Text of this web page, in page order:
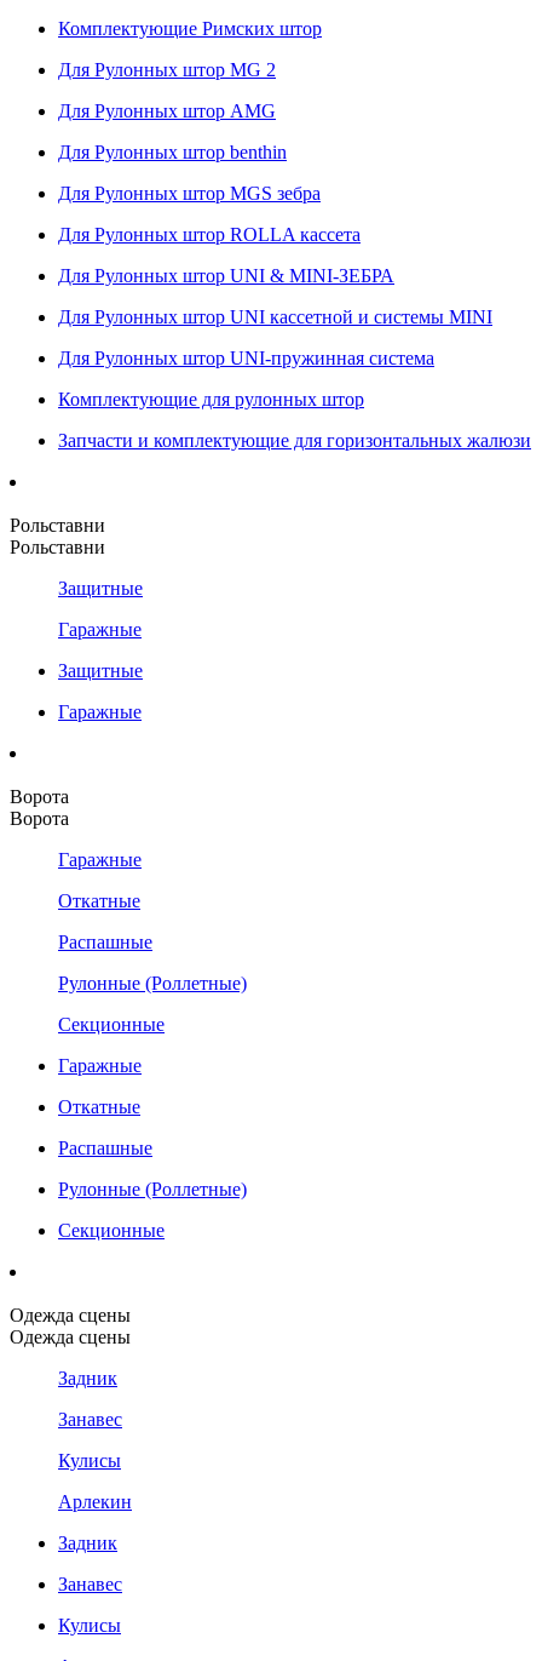
Комплектующие Римских штор
Для Рулонных штор MG 2
Для Рулонных штор AMG
Для Рулонных штор benthin
Для Рулонных штор MGS зебра
Для Рулонных штор ROLLA кассета
Для Рулонных штор UNI & MINI-ЗЕБРА
Для Рулонных штор UNI кассетной и системы MINI
Для Рулонных штор UNI-пружинная система
Комплектующие для рулонных штор
Запчасти и комплектующие для горизонтальных жалюзи
Рольставни
Рольставни
Защитные
Гаражные
Защитные
Гаражные
Ворота
Ворота
Гаражные
Откатные
Распашные
Рулонные (Роллетные)
Секционные
Гаражные
Откатные
Распашные
Рулонные (Роллетные)
Секционные
Одежда сцены
Одежда сцены
Задник
Занавес
Кулисы
Арлекин
Задник
Занавес
Кулисы